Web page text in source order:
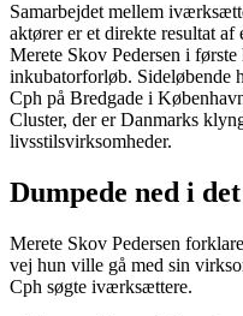
Samarbejdet mellem
aktører er et direkte resultat
Merete Skov Pedersen i
inkubatorforløb. Sideløbende
Cph på Bredgade i
Cluster, der er Danmarks
livsstilsvirksomheder.
Dumpede ned i
Merete Skov Pedersen
vej hun ville gå med sin
Cph søgte iværksættere.